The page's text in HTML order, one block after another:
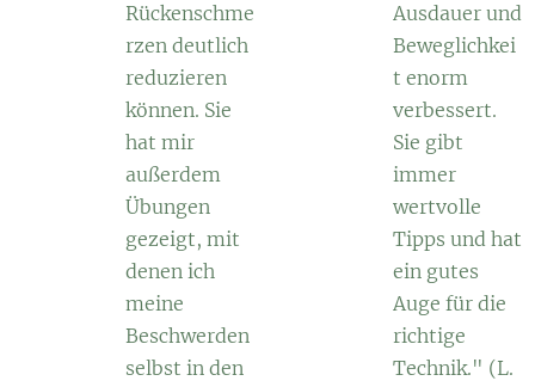
Rückenschme
rzen deutlich
reduzieren
können. Sie
hat mir
außerdem
Übungen
gezeigt, mit
denen ich
meine
Beschwerden
selbst in den
Ausdauer und
Beweglichkei
t enorm
verbessert.
Sie gibt
immer
wertvolle
Tipps und hat
ein gutes
Auge für die
richtige
Technik." (L.